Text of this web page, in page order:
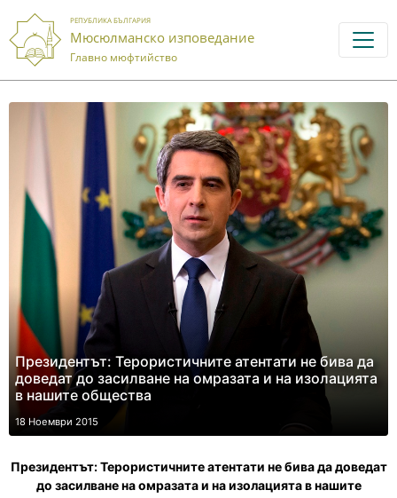
РЕПУБЛИКА БЪЛГАРИЯ
Мюсюлманско изповедание
Главно мюфтийство
Президентът: Терористичните атентати не бива да
доведат до засилване на омразата и на изолацията
в нашите общества
18 Ноември 2015
Президентът: Терористичните атентати не бива да доведат
до засилване на омразата и на изолацията в нашите